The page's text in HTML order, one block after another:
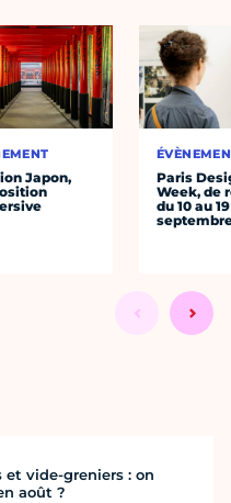
Japon,
Paris
Week, de
du 10 au 19
et vide-greniers : on
août ?